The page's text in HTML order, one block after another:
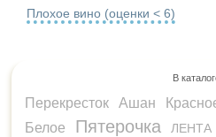
Плохое вино (оценки < 6)
В
Перекресток Ашан
Белое
Пятерочка ЛЕНТА